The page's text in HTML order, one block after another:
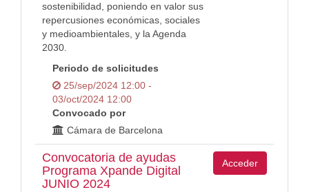
sostenibilidad, poniendo en valor sus
repercusiones económicas, sociales
y medioambientales, y la Agenda
2030.
Periodo de solicitudes
25/sep/2024 12:00 -
03/oct/2024 12:00
Convocado por
Cámara de Barcelona
Convocatoria de ayudas
Programa Xpande Digital
JUNIO 2024
Acceder